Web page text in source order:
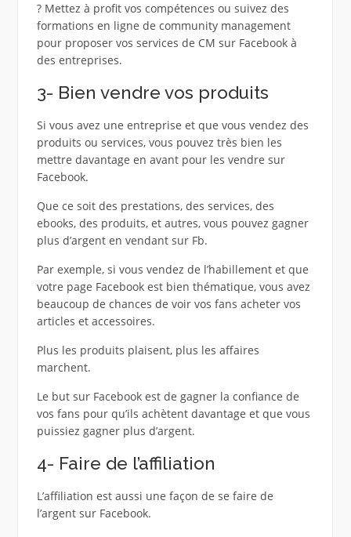
? Mettez à profit vos compétences ou suivez des
formations en ligne de community management
pour proposer vos services de CM sur Facebook à
des entreprises.
3- Bien vendre vos produits
Si vous avez une entreprise et que vous vendez des
produits ou services, vous pouvez très bien les
mettre davantage en avant pour les vendre sur
Facebook.
Que ce soit des prestations, des services, des
ebooks, des produits, et autres, vous pouvez gagner
plus d’argent en vendant sur Fb.
Par exemple, si vous vendez de l’habillement et que
votre page Facebook est bien thématique, vous avez
beaucoup de chances de voir vos fans acheter vos
articles et accessoires.
Plus les produits plaisent, plus les affaires
marchent.
Le but sur Facebook est de gagner la confiance de
vos fans pour qu’ils achètent davantage et que vous
puissiez gagner plus d’argent.
4- Faire de l’affiliation
L’affiliation est aussi une façon de se faire de
l’argent sur Facebook.